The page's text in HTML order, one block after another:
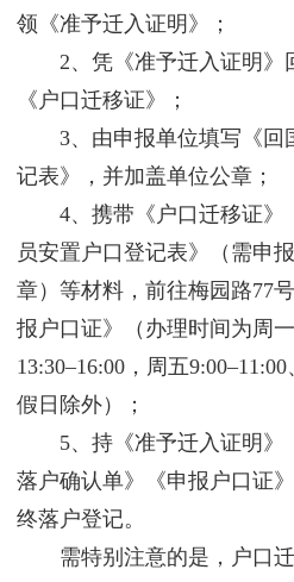
领《准予迁入证明》；
2、凭《准予迁入证明》
《户口迁移证》；
3、由申报单位填写《回
记表》，并加盖单位公章；
4、携带《户口迁移证》
员安置户口登记表》（需申
章）等材料，前往梅园路77
报户口证》（办理时间为周一
13:30–16:00，周五
假日除外）；
5、持《准予迁入证明》
落户确认单》《申报户口证
终落户登记。
需特别注意的是，户口迁